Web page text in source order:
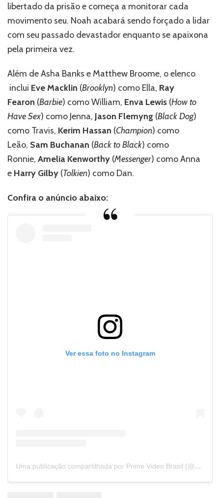
libertado da prisão e começa a monitorar cada
movimento seu. Noah acabará sendo forçado a lidar
com seu passado devastador enquanto se apaixona
pela primeira vez.
Além de Asha Banks e Matthew Broome, o elenco
inclui Eve Macklin (Brooklyn) como Ella, Ray
Fearon (Barbie) como William, Enva Lewis (How to
Have Sex) como Jenna, Jason Flemyng (Black Dog)
como Travis, Kerim Hassan (Champion) como
Leão, Sam Buchanan (Back to Black) como
Ronnie, Amelia Kenworthy (Messenger) como Anna
e Harry Gilby (Tolkien) como Dan.
Confira o anúncio abaixo:
Ver essa foto no Instagram
Uma publicação compartilhada por Prime Video Brasil (@primevideobr)